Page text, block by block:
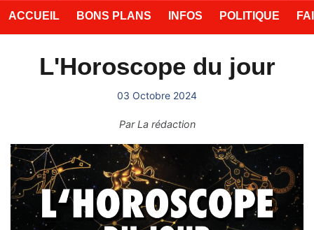
ACCUEIL BONS PLANS INFOS POLITIQUE
L'Horoscope du jour
03 Octobre 2024
ParLa rédaction